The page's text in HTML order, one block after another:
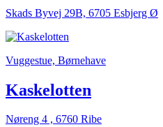
Skads Byvej 29B, 6705 Esbjerg Ø
Vuggestue, Børnehave
Kaskelotten
Nøreng 4 , 6760 Ribe